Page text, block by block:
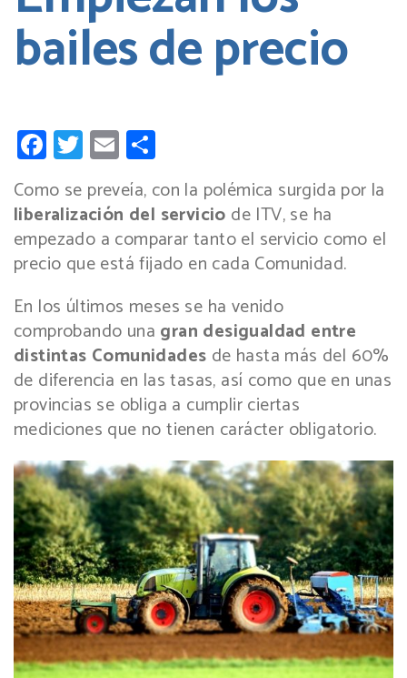
bailes de precio
Facebook
Twitter
Email
Como se preveía, con la polémica surgida por la
liberalización del servicio de ITV, se ha
empezado a comparar tanto el servicio como el
precio que está fijado en cada Comunidad.
En los últimos meses se ha venido
comprobando una gran desigualdad entre
distintas Comunidades de hasta más del 60%
de diferencia en las tasas, así como que en unas
provincias se obliga a cumplir ciertas
mediciones que no tienen carácter obligatorio.